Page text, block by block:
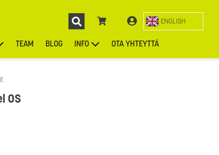
ENGLISH
TEAM BLOG INFO OTA YHTEYTTÄ
OS